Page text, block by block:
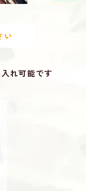
い
れ可能です